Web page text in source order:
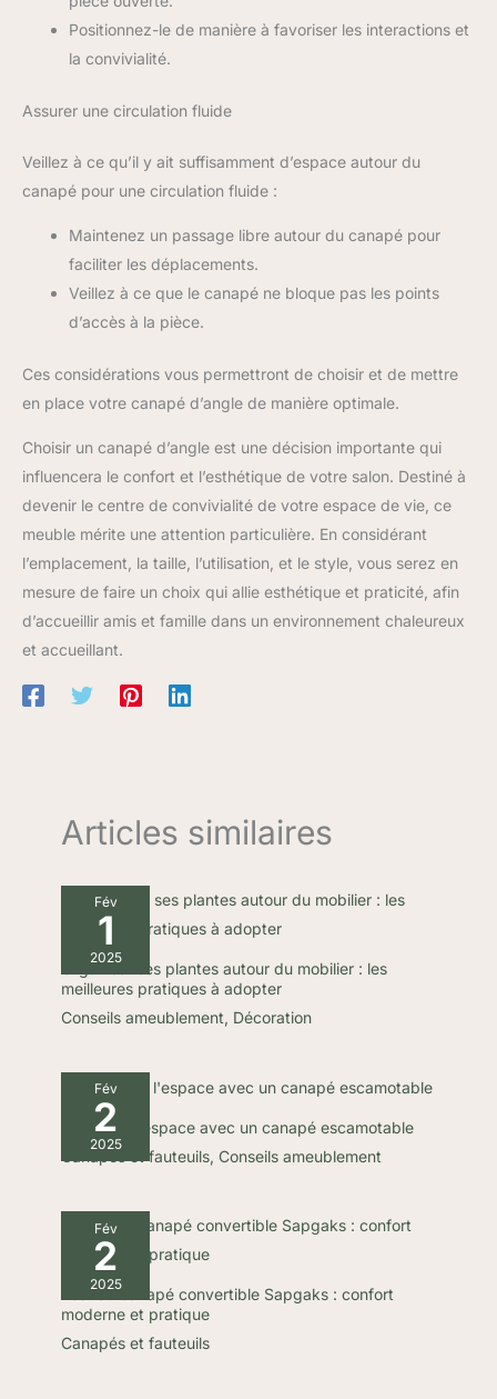
Positionnez-le de manière à favoriser les interactions et
la convivialité.
Assurer une circulation fluide
Veillez à ce qu’il y ait suffisamment d’espace autour du
canapé pour une circulation fluide :
Maintenez un passage libre autour du canapé pour
faciliter les déplacements.
Veillez à ce que le canapé ne bloque pas les points
d’accès à la pièce.
Ces considérations vous permettront de choisir et de mettre
en place votre canapé d’angle de manière optimale.
Choisir un canapé d’angle est une décision importante qui
influencera le confort et l’esthétique de votre salon. Destiné à
devenir le centre de convivialité de votre espace de vie, ce
meuble mérite une attention particulière. En considérant
l’emplacement, la taille, l’utilisation, et le style, vous serez en
mesure de faire un choix qui allie esthétique et praticité, afin
d’accueillir amis et famille dans un environnement chaleureux
et accueillant.
Articles similaires
Fév
1
2025
Organiser ses plantes autour du mobilier : les
meilleures pratiques à adopter
Conseils ameublement, Décoration
Fév
2
2025
Optimiser l’espace avec un canapé escamotable
Canapés et fauteuils, Conseils ameublement
Fév
2
2025
Test du canapé convertible Sapgaks : confort
moderne et pratique
Canapés et fauteuils